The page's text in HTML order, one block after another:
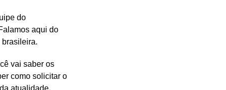
do
aqui do
vai saber os
como solicitar o